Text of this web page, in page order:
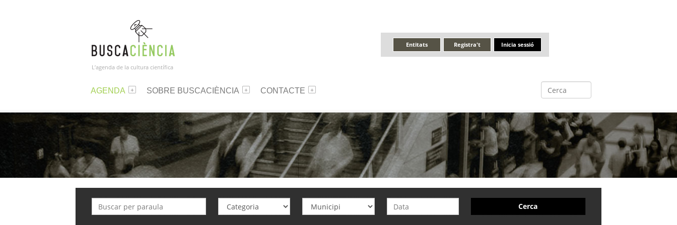
L’agenda de la cultura científica
Inicia sessió
Registra't
Entitats
AGENDA SOBRE BUSCACIÈNCIA CONTACTE
Cerca